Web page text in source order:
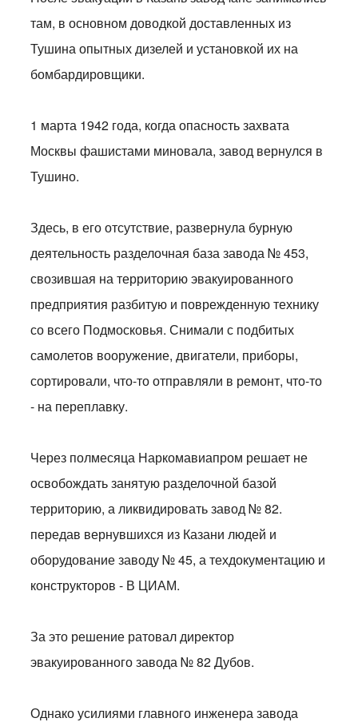
там, в основном доводкой доставленных из
Тушина опытных дизелей и установкой их на
бомбардировщики.
1 марта 1942 года, когда опасность захвата
Москвы фашистами миновала, завод вернулся в
Тушино.
Здесь, в его отсутствие, развернула бурную
деятельность разделочная база завода № 453,
свозившая на территорию эвакуированного
предприятия разбитую и поврежденную технику
со всего Подмосковья. Снимали с подбитых
самолетов вооружение, двигатели, приборы,
сортировали, что-то отправляли в ремонт, что-то
- на переплавку.
Через полмесяца Наркомавиапром решает не
освобождать занятую разделочной базой
территорию, а ликвидировать завод № 82.
передав вернувшихся из Казани людей и
оборудование заводу № 45, а техдокументацию и
конструкторов - В ЦИАМ.
За это решение ратовал директор
эвакуированного завода № 82 Дубов.
Однако усилиями главного инженера завода